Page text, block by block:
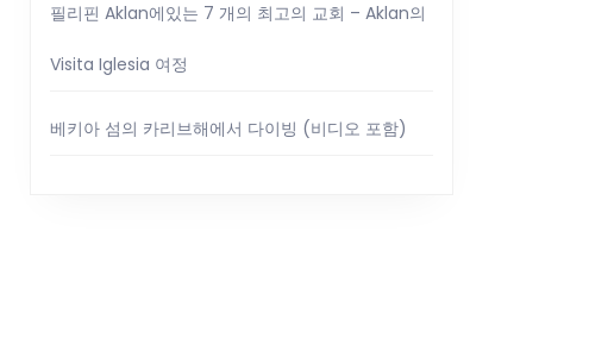
필리핀 Aklan에있는 7 개의 최고의 교회 – Aklan의
Visita Iglesia 여정
베키아 섬의 카리브해에서 다이빙 (비디오 포함)